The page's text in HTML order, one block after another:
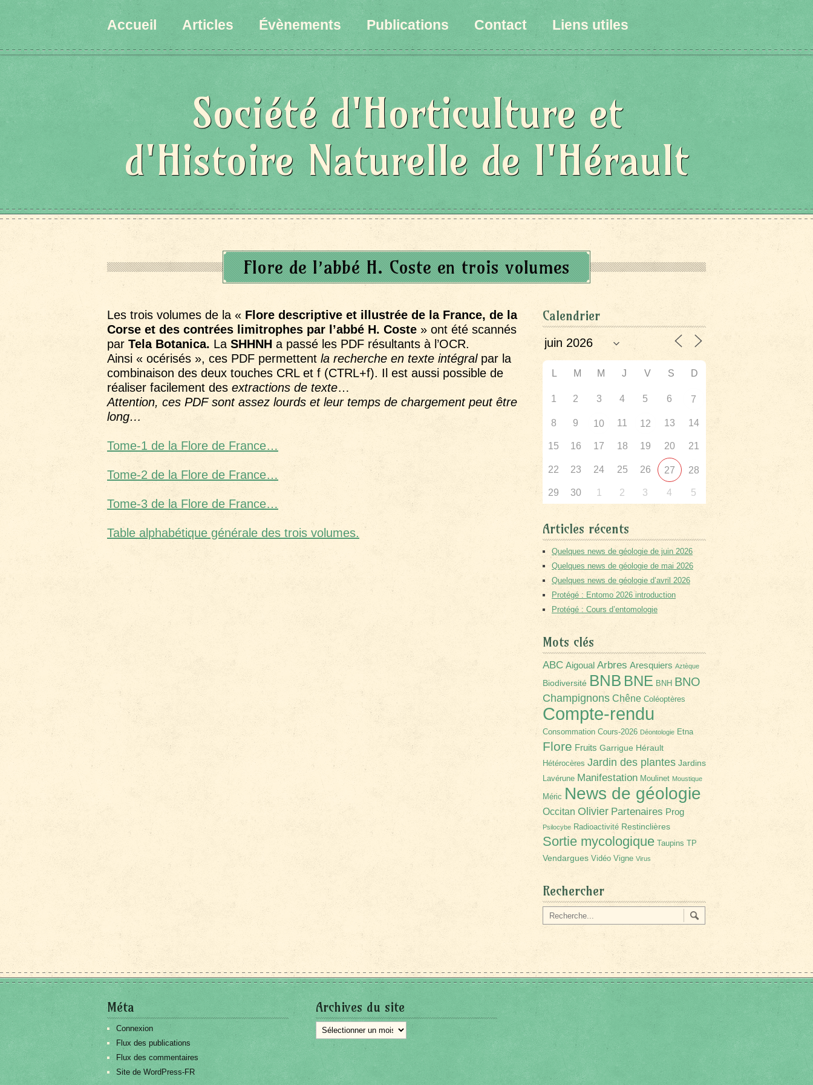
Accueil Articles Évènements Publications Contact Liens utiles
Société d'Horticulture et
d'Histoire Naturelle de l'Hérault
Flore de l’abbé H. Coste en trois volumes
Les trois volumes de la « Flore descriptive et illustrée de la France, de la
Corse et des contrées limitrophes par l’abbé H. Coste » ont été scannés
par Tela Botanica. La SHHNH a passé les PDF résultants à l’OCR.
Ainsi « océrisés », ces PDF permettent la recherche en texte intégral par la
combinaison des deux touches CRL et f (CTRL+f). Il est aussi possible de
réaliser facilement des extractions de texte…
Attention, ces PDF sont assez lourds et leur temps de chargement peut être
long…
Tome-1 de la Flore de France…
Tome-2 de la Flore de France…
Tome-3 de la Flore de France…
Table alphabétique générale des trois volumes.
Calendrier
L M M J V S D
1 2 3 4 5 6 7
8 9 10 11 12 13 14
15 16 17 18 19 20 21
22 23 24 25 26 27 28
29 30 1 2 3 4 5
Articles récents
Quelques news de géologie de juin 2026
Quelques news de géologie de mai 2026
Quelques news de géologie d’avril 2026
Protégé : Entomo 2026 introduction
Protégé : Cours d’entomologie
Mots clés
ABC Aigoual Arbres Aresquiers Aztèque
Biodiversité BNB BNE BNH BNO
Champignons Chêne Coléoptères
Compte-rendu
Consommation Cours-2026 Déontologie Etna
Flore Fruits Garrigue Hérault
Hétérocères Jardin des plantes Jardins
Lavérune Manifestation Moulinet Moustique
Méric News de géologie
Occitan Olivier Partenaires Prog
Psilocybe Radioactivité Restinclières
Sortie mycologique Taupins TP
Vendargues Vidéo Vigne Virus
Rechercher
Méta
Connexion
Flux des publications
Flux des commentaires
Site de WordPress-FR
Archives du site
Archives
du